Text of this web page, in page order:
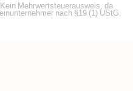
Kein Mehrwertsteuerausweis, da
nach §19 (1) UStG.